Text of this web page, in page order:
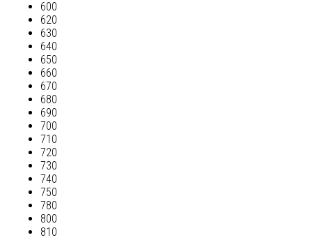
600
620
630
640
650
660
670
680
690
700
710
720
730
740
750
780
800
810